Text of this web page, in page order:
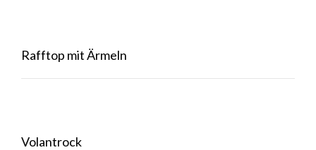
Rafftop mit Ärmeln
Volantrock